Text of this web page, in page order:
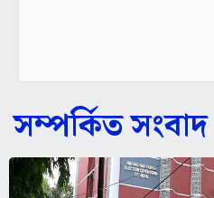
সম্পর্কিত সংবাদ